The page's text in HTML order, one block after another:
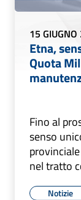
15
Etna,
Quota
Fino al
senso
nel tratto
Notizie